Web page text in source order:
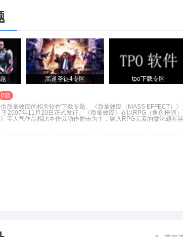
黑道圣徒4专区 tpo下载专区
0款
质量效应的相关软件下载专题。《质量效应（MASS EFFECT）
2007年11月20日正式发行。《质量效应》在以RPG（角色扮演
等人气作品相比本作以动作射击为主，融入RPG元素的做法颇有